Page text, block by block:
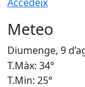
Meteo
Diumenge, 9
T.Màx: 34°
T.Min: 25°